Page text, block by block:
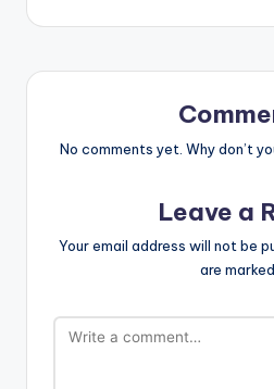
No comments yet. Why don’t
Leave a
Your email address will not be
are marked